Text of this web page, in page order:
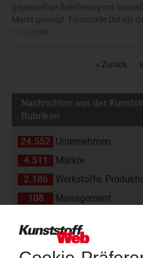
gegenseitige Belieferung mit
Markt geeinigt. Finanzielle Details
« Zurück
Nachrichten aus der
Rubriken
24.552 Unternehmen
4.511
Märkte
2.186
Werkstoffe,
108
Management
1.839
Branche
811
Veranstaltungen